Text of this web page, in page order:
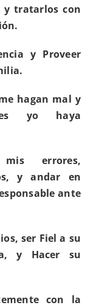
y tratarlos con
.
y Proveer
hagan mal y
yo haya
errores,
y andar en
ante
ser Fiel a su
y Hacer su
con la